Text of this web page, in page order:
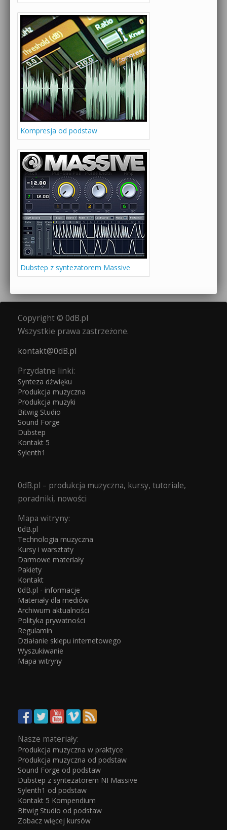
Kompresja od podstaw
Dubstep z syntezatorem Massive
Copyright © 0dB.pl
Wszystkie prawa zastrzeżone.
kontakt@0dB.pl
Przydatne linki:
Synteza dźwięku
Produkcja muzyczna
Produkcja muzyki
Bitwig Studio
Sound Forge
Dubstep
Kontakt 5
Sylenth1
0dB.pl – produkcja muzyczna, kursy, tutoriale,
poradniki, nowości
Mapa witryny:
0dB.pl
Technologia muzyczna
Kursy i warsztaty
Darmowe materiały
Pakiety
Kontakt
0dB.pl - informacje
Materiały dla mediów
Archiwum aktualności
Polityka prywatności
Regulamin
Działanie sklepu internetowego
Wyszukiwanie
Mapa witryny
Nasze materiały:
Produkcja muzyczna w praktyce
Produkcja muzyczna od podstaw
Sound Forge od podstaw
Dubstep z syntezatorem NI Massive
Sylenth1 od podstaw
Kontakt 5 Kompendium
Bitwig Studio od podstaw
Zobacz więcej kursów